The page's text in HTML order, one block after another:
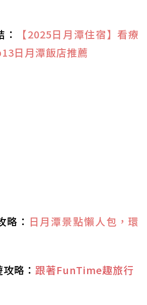
【2025日月潭住宿】看療
日月潭飯店推薦
略： 日月潭景點懶人包，環
略： 跟著FunTime趣旅行